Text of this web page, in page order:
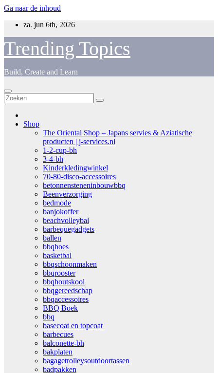
Ga naar de inhoud
za. jun 6th, 2026
Trending Topics
Build, Create and Learn
Shop
The Oriental Shop – Japans servies & Aziatische
producten | j-services.nl
1-2-cup-bh
3-4-bh
Kinderkledingwinkel
70-80-disco-accessoires
betonnensteneninbouwbbq
Beenverzorging
bedmode
banjokoffer
beachvolleybal
barbequegadgets
ballen
bbqhoes
basketbal
bbqschoonmaken
bbqrooster
bbqhoutskool
bbqgereedschap
bbqaccessoires
BBQ Boek
bbq
basecoat en topcoat
barbecues
balconette-bh
bakplaten
bagagetrolleysoutdoortassen
badpakken